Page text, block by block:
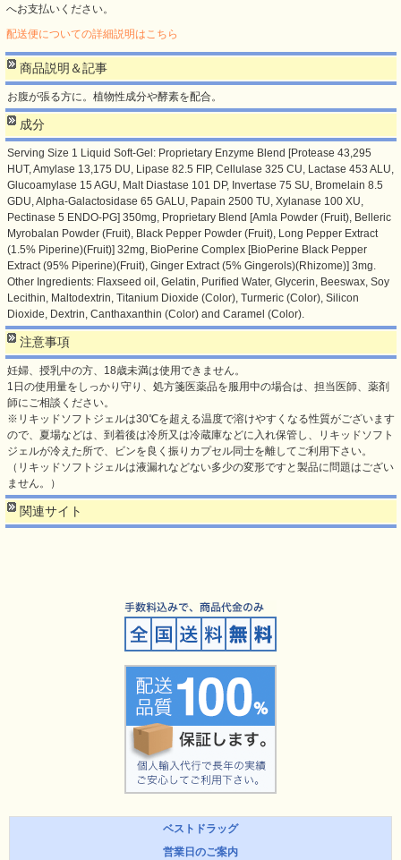
へお支払いください。
配送便についての詳細説明はこちら
商品説明＆記事
お腹が張る方に。植物性成分や酵素を配合。
成分
Serving Size 1 Liquid Soft-Gel: Proprietary Enzyme Blend [Protease 43,295
HUT, Amylase 13,175 DU, Lipase 82.5 FIP, Cellulase 325 CU, Lactase 453 ALU,
Glucoamylase 15 AGU, Malt Diastase 101 DP, Invertase 75 SU, Bromelain 8.5
GDU, Alpha-Galactosidase 65 GALU, Papain 2500 TU, Xylanase 100 XU,
Pectinase 5 ENDO-PG] 350mg, Proprietary Blend [Amla Powder (Fruit), Belleric
Myrobalan Powder (Fruit), Black Pepper Powder (Fruit), Long Pepper Extract
(1.5% Piperine)(Fruit)] 32mg, BioPerine Complex [BioPerine Black Pepper
Extract (95% Piperine)(Fruit), Ginger Extract (5% Gingerols)(Rhizome)] 3mg.
Other Ingredients: Flaxseed oil, Gelatin, Purified Water, Glycerin, Beeswax, Soy
Lecithin, Maltodextrin, Titanium Dioxide (Color), Turmeric (Color), Silicon
Dioxide, Dextrin, Canthaxanthin (Color) and Caramel (Color).
注意事項
妊婦、授乳中の方、18歳未満は使用できません。
1日の使用量をしっかり守り、処方箋医薬品を服用中の場合は、担当医師、薬剤
師にご相談ください。
※リキッドソフトジェルは30℃を超える温度で溶けやすくなる性質がございます
ので、夏場などは、到着後は冷所又は冷蔵庫などに入れ保管し、リキッドソフト
ジェルが冷えた所で、ビンを良く振りカプセル同士を離してご利用下さい。
（リキッドソフトジェルは液漏れなどない多少の変形ですと製品に問題はござい
ません。）
関連サイト
ベストドラッグ
営業日のご案内